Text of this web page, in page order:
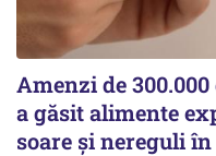
Amenzi de
a găsit alimente
soare și nereguli